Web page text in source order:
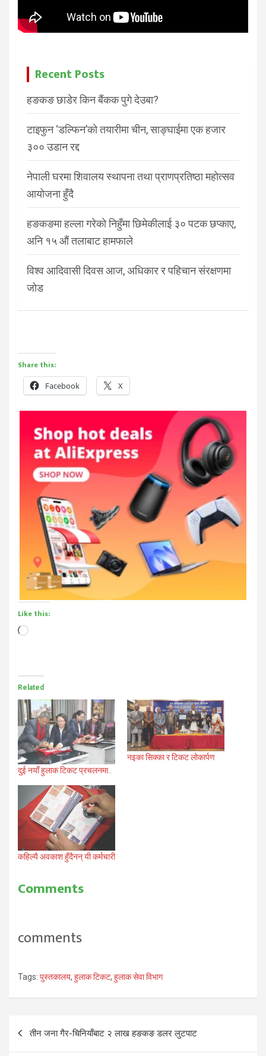
Recent Posts
हङकङ छाडेर किन बैंकक पुगे देउबा?
टाइफुन ‘डल्फिन’को तयारीमा चीन, साङ्घाईमा एक हजार
३०० उडान रद्द
नेपाली घरमा शिवालय स्थापना तथा प्राणप्रतिष्ठा महोत्सव
आयोजना हुँदै
हङकङमा हल्ला गरेको निहुँमा छिमेकीलाई ३० पटक छप्काए,
अनि १५ औं तलाबाट हामफाले
विश्व आदिवासी दिवस आज, अधिकार र पहिचान संरक्षणमा
जोड
Share this:
Facebook X
Like this:
Loading…
Related
दुई नयाँ हुलाक टिकट प्रचलनमा..
नइका सिक्का र टिकट लोकार्पण
कहिल्यै अवकाश हुँदैनन् यी कर्मचारी
Comments
comments
Tags: पुस्तकालय, हुलाक टिकट, हुलाक सेवा विभाग
Post
navigation
तीन जना गैर-चिनियाँबाट २ लाख हङकङ डलर लुटपाट